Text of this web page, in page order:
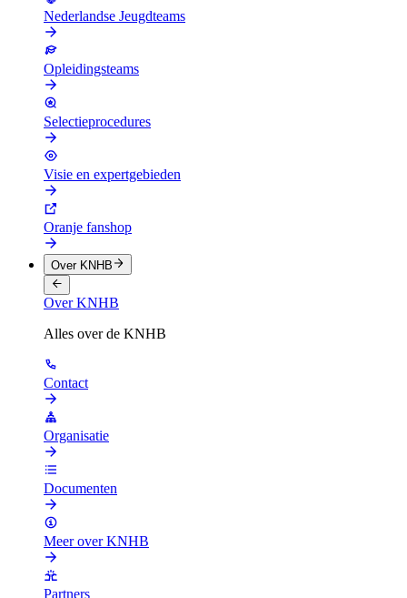
Nederlandse Jeugdteams
Opleidingsteams
Selectieprocedures
Visie en expertgebieden
Oranje fanshop
Over KNHB
Over KNHB
Alles over de KNHB
Contact
Organisatie
Documenten
Meer over KNHB
Partners